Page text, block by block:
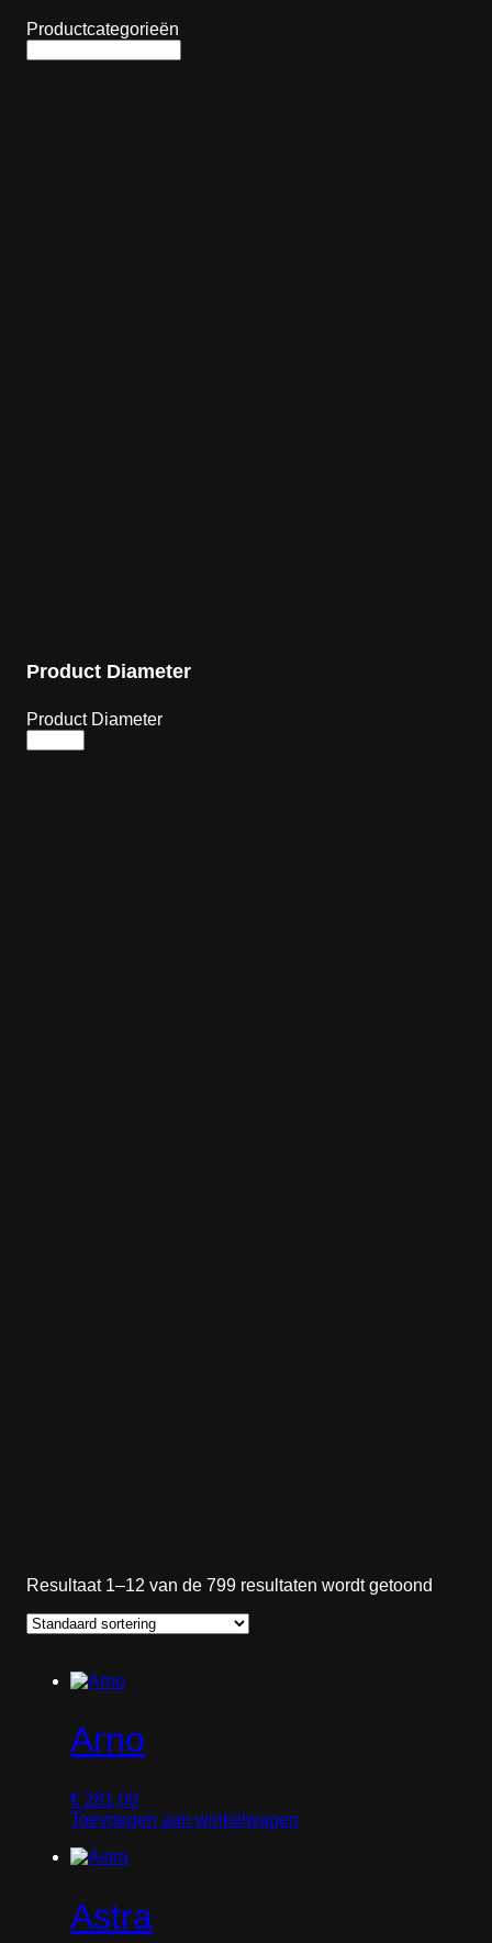
Productcategorieën
Product Diameter
Product Diameter
Resultaat 1–12 van de 799 resultaten wordt getoond
Arno
€ 281,00
Toevoegen aan winkelwagen
Astra